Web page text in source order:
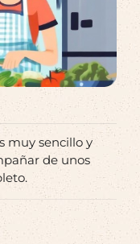
muy sencillo y
de unos